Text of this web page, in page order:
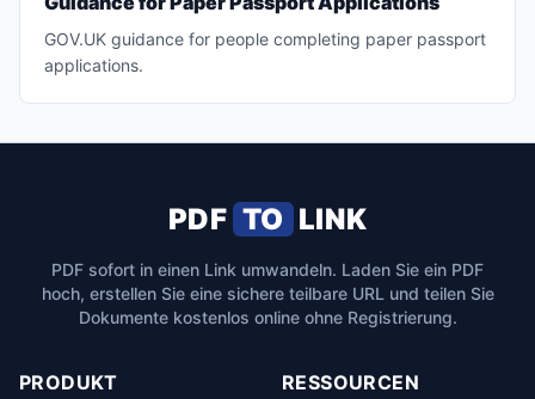
GOV.UK guidance for people completing paper passport
applications.
PDF TO LINK
PDF sofort in einen Link umwandeln. Laden Sie ein PDF
hoch, erstellen Sie eine sichere teilbare URL und teilen Sie
Dokumente kostenlos online ohne Registrierung.
PRODUKT RESSOURCEN